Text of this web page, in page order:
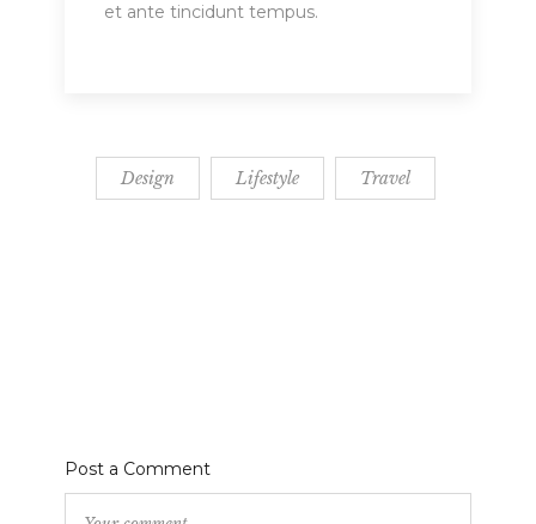
et ante tincidunt tempus.
Design Lifestyle Travel
Post a Comment